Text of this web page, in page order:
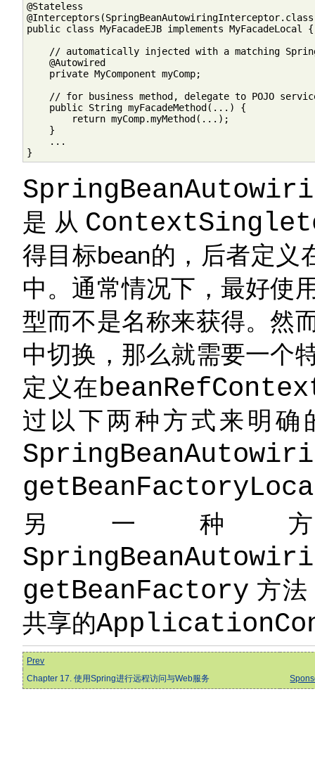
@Stateless
public class MyFacadeEJB implements MyFacadeLocal {
// automatically injected with a matching
    @Autowired
    private MyComponent myComp;
// for business method, delegate to POJO
    public String myFacadeMethod(...) {
        return myComp.myMethod(...);
    }
    ...
}
是从
得目标bean的，后者定义
中。通常情况下，最好使
型而不是名称来获得。然
中切换，那么就需要一个
定义在
过以下两种方式来明确
另一种
getBeanFactory 方法
共享的
Prev
Chapter 17. 使用Spring进行远程访问与Web服务